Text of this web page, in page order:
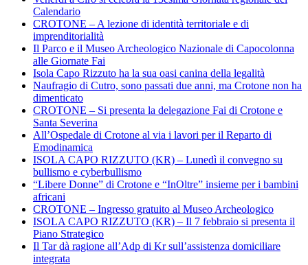
Calendario
CROTONE – A lezione di identità territoriale e di
imprenditorialità
Il Parco e il Museo Archeologico Nazionale di Capocolonna
alle Giornate Fai
Isola Capo Rizzuto ha la sua oasi canina della legalità
Naufragio di Cutro, sono passati due anni, ma Crotone non ha
dimenticato
CROTONE – Si presenta la delegazione Fai di Crotone e
Santa Severina
All’Ospedale di Crotone al via i lavori per il Reparto di
Emodinamica
ISOLA CAPO RIZZUTO (KR) – Lunedì il convegno su
bullismo e cyberbullismo
“Libere Donne” di Crotone e “InOltre” insieme per i bambini
africani
CROTONE – Ingresso gratuito al Museo Archeologico
ISOLA CAPO RIZZUTO (KR) – Il 7 febbraio si presenta il
Piano Strategico
Il Tar dà ragione all’Adp di Kr sull’assistenza domiciliare
integrata